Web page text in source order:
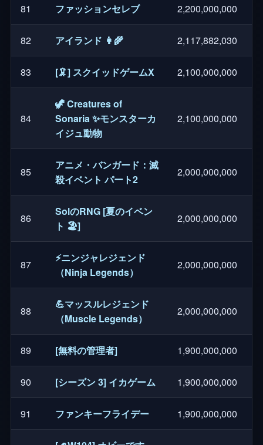
81 ファッションセレブ 2,200,000,000
82 アイランド 👩‍🌾 2,117,882,030
83 [🦑] スクイッドゲームX 2,100,000,000
84
🦖 Creatures of
Sonaria ✨モンスターカ
イジュ動物
2,100,000,000
85
アニメ・バンガード：滅
殺イベント パート2
2,000,000,000
86
SolのRNG [夏のイベン
ト 🏖️]
2,000,000,000
87
⚡ニンジャレジェンド
（Ninja Legends）
2,000,000,000
88
💪マッスルレジェンド
（Muscle Legends）
2,000,000,000
89 [無料の管理者] 1,900,000,000
90 [シーズン 3] イカゲーム 1,900,000,000
91 ファンキーフライデー 1,900,000,000